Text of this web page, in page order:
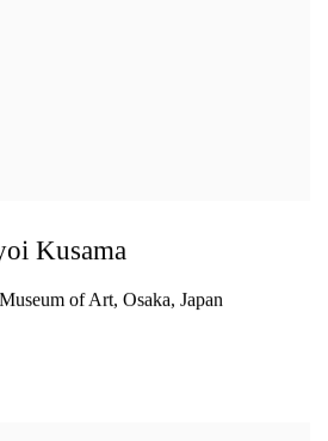
Kusama
of Art, Osaka, Japan